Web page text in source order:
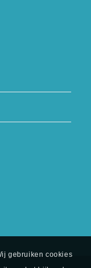
gebruiken cookies